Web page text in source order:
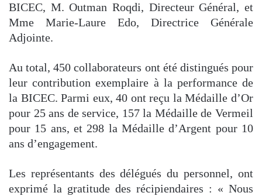
BICEC, M. Outman Roqdi, Directeur Général, et
Mme Marie-Laure Edo, Directrice Générale
Adjointe.
Au total, 450 collaborateurs ont été distingués pour
leur contribution exemplaire à la performance de
la BICEC. Parmi eux, 40 ont reçu la Médaille d’Or
pour 25 ans de service, 157 la Médaille de Vermeil
pour 15 ans, et 298 la Médaille d’Argent pour 10
ans d’engagement.
Les représentants des délégués du personnel, ont
exprimé la gratitude des récipiendaires : « Nous